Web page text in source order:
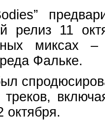
релиз 11
миксах
Фальке.
октября.